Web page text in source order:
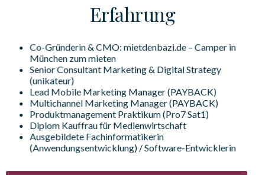
Erfahrung
Co-Gründerin & CMO: mietdenbazi.de – Camper in
München zum mieten
Senior Consultant Marketing & Digital Strategy
(unikateur)
Lead Mobile Marketing Manager (PAYBACK)
Multichannel Marketing Manager (PAYBACK)
Produktmanagement Praktikum (Pro7 Sat1)
Diplom Kauffrau für Medienwirtschaft
Ausgebildete Fachinformatikerin
(Anwendungsentwicklung) / Software-Entwicklerin